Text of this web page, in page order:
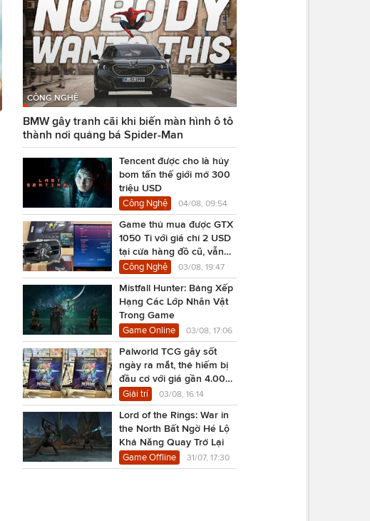
CÔNG NGHỆ
BMW gây tranh cãi khi biến màn hình ô tô
thành nơi quảng bá Spider-Man
Tencent được cho là hủy
bom tấn thế giới mở 300
triệu USD
Công Nghệ 04/08, 09:54
Game thủ mua được GTX
1050 Ti với giá chỉ 2 USD
tại cửa hàng đồ cũ, vẫn
chạy Cyberpunk 2077
Công Nghệ 03/08, 19:47
Mistfall Hunter: Bảng Xếp
Hạng Các Lớp Nhân Vật
Trong Game
Game Online 03/08, 17:06
Palworld TCG gây sốt
ngày ra mắt, thẻ hiếm bị
đầu cơ với giá gần 4.000
USD
Giải trí 03/08, 16:14
Lord of the Rings: War in
the North Bất Ngờ Hé Lộ
Khả Năng Quay Trở Lại
Game Offline 31/07, 17:30